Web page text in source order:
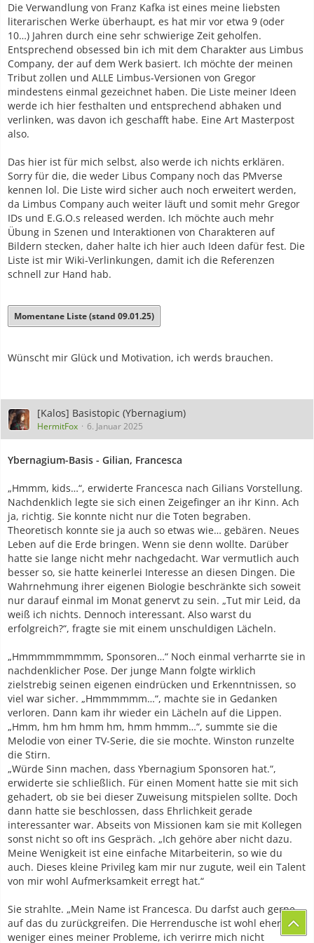
Die Verwandlung von Franz Kafka ist eines meine liebsten
literarischen Werke überhaupt, es hat mir vor etwa 9 (oder
10…) Jahren durch eine sehr schwierige Zeit geholfen.
Entsprechend obsessed bin ich mit dem Charakter aus Limbus
Company, der auf dem Werk basiert. Ich möchte der meinen
Tribut zollen und ALLE Limbus-Versionen von Gregor
mindestens einmal gezeichnet haben. Die Liste meiner Ideen
werde ich hier festhalten und entsprechend abhaken und
verlinken, was davon ich geschafft habe. Eine Art Masterpost
also.
Das hier ist für mich selbst, also werde ich nichts erklären.
Sorry für die, die weder Libus Company noch das PMverse
kennen lol. Die Liste wird sicher auch noch erweitert werden,
da Limbus Company auch weiter läuft und somit mehr Gregor
IDs und E.G.O.s released werden. Ich möchte auch mehr
Übung in Szenen und Interaktionen von Charakteren auf
Bildern stecken, daher halte ich hier auch Ideen dafür fest. Die
Liste ist mir Wiki-Verlinkungen, damit ich die Referenzen
schnell zur Hand hab.
Momentane Liste (stand 09.01.25)
Wünscht mir Glück und Motivation, ich werds brauchen.
[Kalos] Basistopic (Ybernagium)
HermitFox 6. Januar 2025
Ybernagium-Basis - Gilian, Francesca
„Hmmm, kids…“, erwiderte Francesca nach Gilians Vorstellung.
Nachdenklich legte sie sich einen Zeigefinger an ihr Kinn. Ach
ja, richtig. Sie konnte nicht nur die Toten begraben.
Theoretisch konnte sie ja auch so etwas wie… gebären. Neues
Leben auf die Erde bringen. Wenn sie denn wollte. Darüber
hatte sie lange nicht mehr nachgedacht. War vermutlich auch
besser so, sie hatte keinerlei Interesse an diesen Dingen. Die
Wahrnehmung ihrer eigenen Biologie beschränkte sich soweit
nur darauf einmal im Monat genervt zu sein. „Tut mir Leid, da
weiß ich nichts. Dennoch interessant. Also warst du
erfolgreich?“, fragte sie mit einem unschuldigen Lächeln.
„Hmmmmmmmmm, Sponsoren…“ Noch einmal verharrte sie in
nachdenklicher Pose. Der junge Mann folgte wirklich
zielstrebig seinen eigenen eindrücken und Erkenntnissen, so
viel war sicher. „Hmmmmmm…“, machte sie in Gedanken
verloren. Dann kam ihr wieder ein Lächeln auf die Lippen.
„Hmm, hm hm hmm hm, hmm hmmm…“, summte sie die
Melodie von einer TV-Serie, die sie mochte. Winston runzelte
die Stirn.
„Würde Sinn machen, dass Ybernagium Sponsoren hat.“,
erwiderte sie schließlich. Für einen Moment hatte sie mit sich
gehadert, ob sie bei dieser Zuweisung mitspielen sollte. Doch
dann hatte sie beschlossen, dass Ehrlichkeit gerade
interessanter war. Abseits von Missionen kam sie mit Kollegen
sonst nicht so oft ins Gespräch. „Ich gehöre aber nicht dazu.
Meine Wenigkeit ist eine einfache Mitarbeiterin, so wie du
auch. Dieses kleine Privileg kam mir nur zugute, weil ein Talent
von mir wohl Aufmerksamkeit erregt hat.“
Sie strahlte. „Mein Name ist Francesca. Du darfst auch gerne
auf das du zurückgreifen. Die Herrendusche ist wohl eher
weniger eines meiner Probleme, ich verirre mich nicht